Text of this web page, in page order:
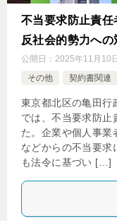
不当要求防止責任
反社会的勢力へ
公開日： 2025年11月10日
その他
契約書関連
東京都北区の亀田行
では、不当要求防止
た。企業や個人事業
などからの不当要求
も法令に基づい […]